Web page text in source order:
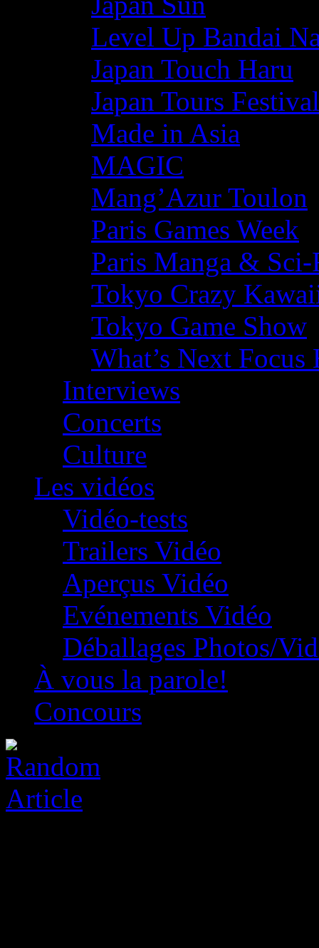
Level Up Bandai
Japan Touch Haru
Japan Tours Festival
Made in Asia
MAGIC
Mang’Azur Toulon
Paris Games Week
Paris Manga &
Tokyo Crazy
Tokyo Game Show
What’s Next
Interviews
Concerts
Culture
Les vidéos
Vidéo-tests
Trailers Vidéo
Aperçus Vidéo
Evénements Vidéo
Déballages Photos/
À vous la parole!
Concours